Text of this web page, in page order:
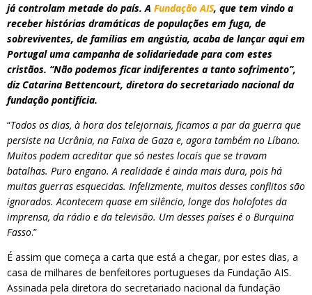
já controlam metade do país. A Fundação AIS, que tem vindo a
receber histórias dramáticas de populações em fuga, de
sobreviventes, de famílias em angústia, acaba de lançar aqui em
Portugal uma campanha de solidariedade para com estes
cristãos. “Não podemos ficar indiferentes a tanto sofrimento”,
diz Catarina Bettencourt, diretora do secretariado nacional da
fundação pontifícia.
“Todos os dias, à hora dos telejornais, ficamos a par da guerra que
persiste na Ucrânia, na Faixa de Gaza e, agora também no Líbano.
Muitos podem acreditar que só nestes locais que se travam
batalhas. Puro engano. A realidade é ainda mais dura, pois há
muitas guerras esquecidas. Infelizmente, muitos desses conflitos são
ignorados. Acontecem quase em silêncio, longe dos holofotes da
imprensa, da rádio e da televisão. Um desses países é o Burquina
Fasso.”
É assim que começa a carta que está a chegar, por estes dias, a
casa de milhares de benfeitores portugueses da Fundação AIS.
Assinada pela diretora do secretariado nacional da fundação